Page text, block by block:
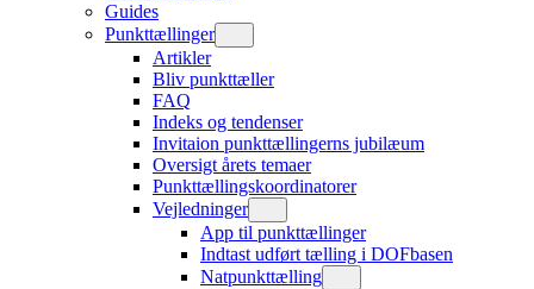
Guides
Punkttællinger
Artikler
Bliv punkttæller
FAQ
Indeks og tendenser
Invitaion punkttællingerns jubilæum
Oversigt årets temaer
Punkttællingskoordinatorer
Vejledninger
App til punkttællinger
Indtast udført tælling i DOFbasen
Natpunkttælling